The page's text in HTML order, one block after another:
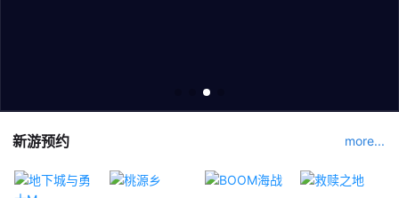
新游预约 more...